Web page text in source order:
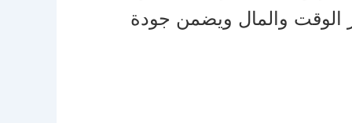
الوقت والمال ويضمن جودة